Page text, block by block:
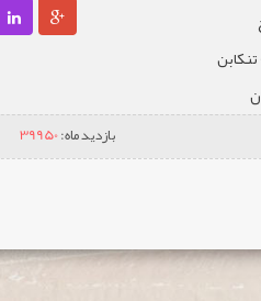
بازدید ماه:39950